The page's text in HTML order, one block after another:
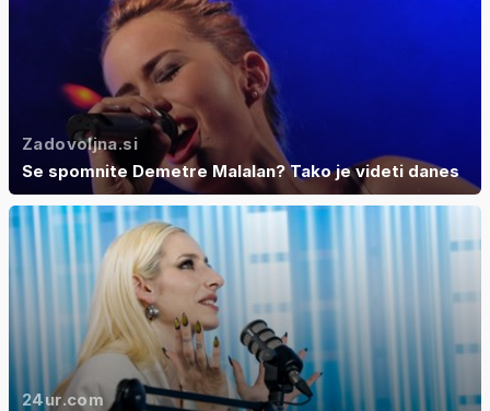
Zadovoljna.si
Se spomnite Demetre Malalan? Tako je videti danes
24ur.com